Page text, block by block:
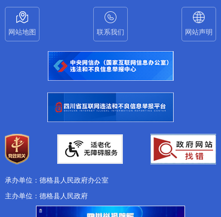
网站地图 联系我们 网站声明
承办单位：德格县人民政府办公室
主办单位：德格县人民政府